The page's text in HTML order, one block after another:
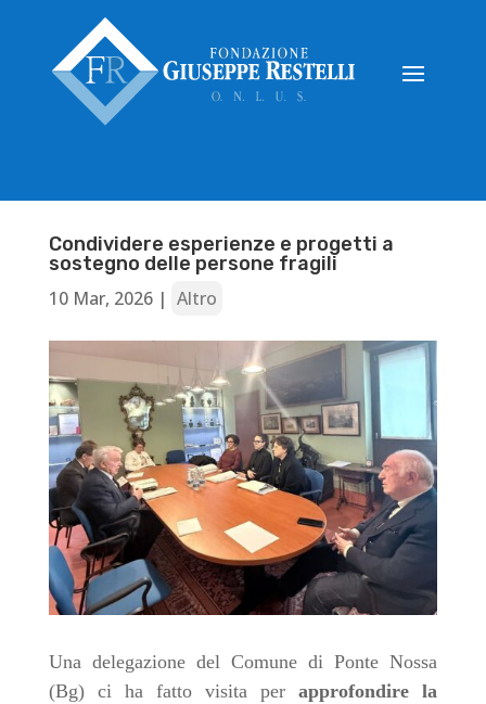
Condividere esperienze e progetti a
sostegno delle persone fragili
10 Mar, 2026| Altro
Una delegazione del Comune di Ponte Nossa
(Bg) ci ha fatto visita perapprofondire la